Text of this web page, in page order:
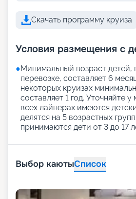
Скачать программу круиза
Условия размещения с
●Минимальный возраст детей,
перевозке, составляет 6
некоторых круизах
составляет 1 год. Уточняйте
всех лайнерах имеются
делятся на 5 возрастных
принимаются дети от 3 до 17
Выбор каютыСписок